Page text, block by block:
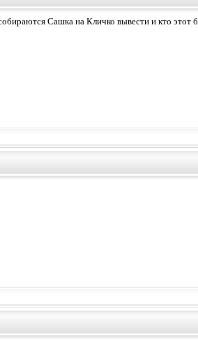
Сашка на Кличко вывести и кто этот